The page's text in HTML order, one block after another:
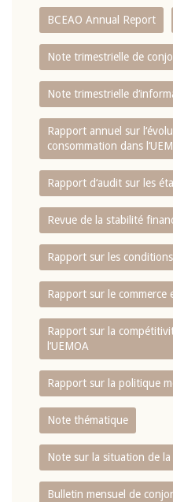
BCEAO Annual Report
Note trimestrielle de
Note trimestrielle
Rapport annuel sur
consommation dans
Rapport d‘audit sur les
Revue de la stabilité
Rapport sur les
Rapport sur le commerce
Rapport sur la
l‘UEMOA
Rapport sur la politique
Note thématique
Note sur la situation de
Bulletin mensuel de